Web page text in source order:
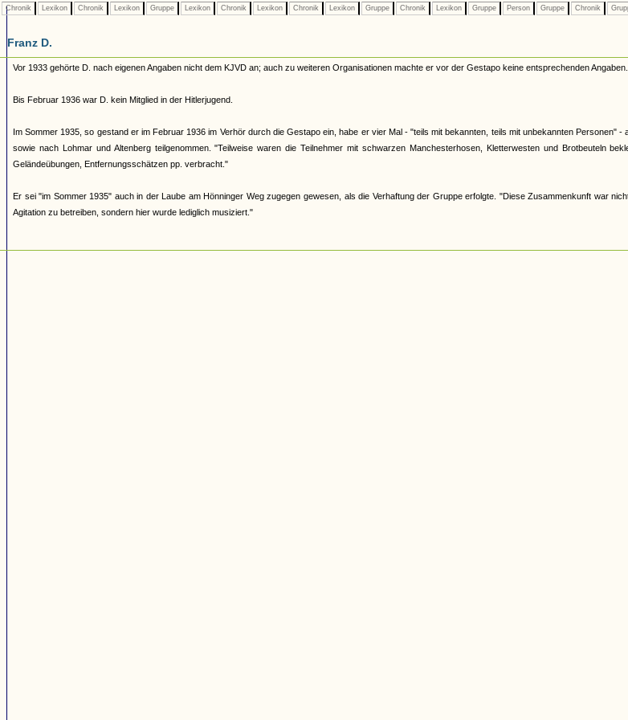
Chronik Lexikon Chronik Lexikon Gruppe Lexikon Chronik Lexikon Chronik Lexikon Gruppe Chronik Lexikon Gruppe Person Gruppe Chronik
Franz D.
Vor 1933 gehörte D. nach eigenen Angaben nicht dem KJVD an; auch zu weiteren Organisationen machte er vor der Gestapo keine entsprechenden Angaben.
Bis Februar 1936 war D. kein Mitglied in der Hitlerjugend.
Im Sommer 1935, so gestand er im Februar 1936 im Verhör durch die Gestapo ein, habe er vier Mal - "teils mit bekannten, teils mit unbekannten Personen" -
sowie nach Lohmar und Altenberg teilgenommen. "Teilweise waren die Teilnehmer mit schwarzen Manchesterhosen, Kletterwesten und Brotbeuteln
Geländeübungen, Entfernungsschätzen pp. verbracht."
Er sei "im Sommer 1935" auch in der Laube am Hönninger Weg zugegen gewesen, als die Verhaftung der Gruppe erfolgte. "Diese Zusammenkunft war
Agitation zu betreiben, sondern hier wurde lediglich musiziert."